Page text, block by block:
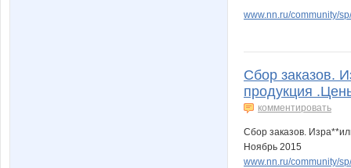
www.nn.ru/community/
Сбор заказов.
продукция
комментировать
Сбор заказов.
Ноябрь 2015
www.nn.ru/community/